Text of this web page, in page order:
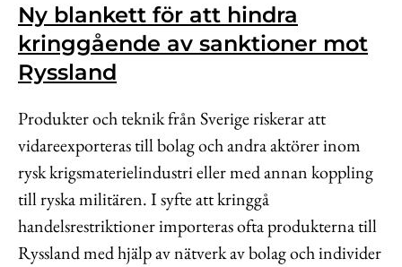
Om ISP
Kontakt
Kundwebben
In English
Ny blankett för att hindra
kringgående av sanktioner mot
Ryssland
Produkter och teknik från Sverige riskerar att
vidareexporteras till bolag och andra aktörer inom
rysk krigsmaterielindustri eller med annan koppling
till ryska militären. I syfte att kringgå
handelsrestriktioner importeras ofta produkterna till
Ryssland med hjälp av nätverk av bolag och individer